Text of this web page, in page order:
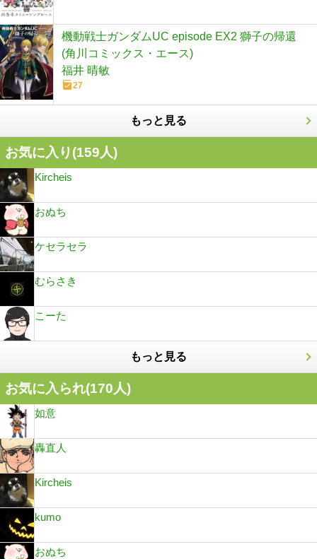
機動戦士ガンダムUC episode EX2 獅子の帰還
(角川コミックス・エース)
福井 晴敏
27
もっと見る
お気に入り(159人)
Kircheis
おぬち
ケセラセラ
むらさき
こーた
もっと見る
お気に入られ(170人)
如意
轟直人
Kircheis
kumo
おぬち